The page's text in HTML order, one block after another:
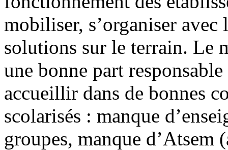
mobiliser, s’organiser
solutions sur le terrain. Le
une bonne part
accueillir dans de bonnes
scolarisés : manque
groupes, manque d’Atsem